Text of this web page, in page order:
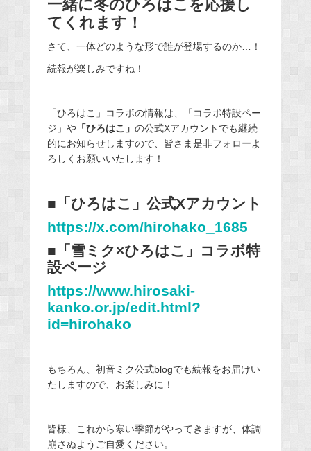
一緒に冬のひろはこを応援し
てくれます！
さて、一体どのような形で誰が登場するのか…！
続報が楽しみですね！
「ひろはこ」コラボの情報は、「コラボ特設ペー
ジ」や「ひろはこ」 の公式Xアカウントでも継続
的にお知らせしますので、皆さま是非フォローよ
ろしくお願いいたします！
■「ひろはこ」公式Xアカウント
https://x.com/hirohako_1685
■「雪ミク×ひろはこ」コラボ特
設ページ
https://www.hirosaki-
kanko.or.jp/edit.html?
id=hirohako
もちろん、初音ミク公式blogでも続報をお届けい
たしますので、お楽しみに！
皆様、これから寒い季節がやってきますが、体調
崩さぬようご自愛ください。